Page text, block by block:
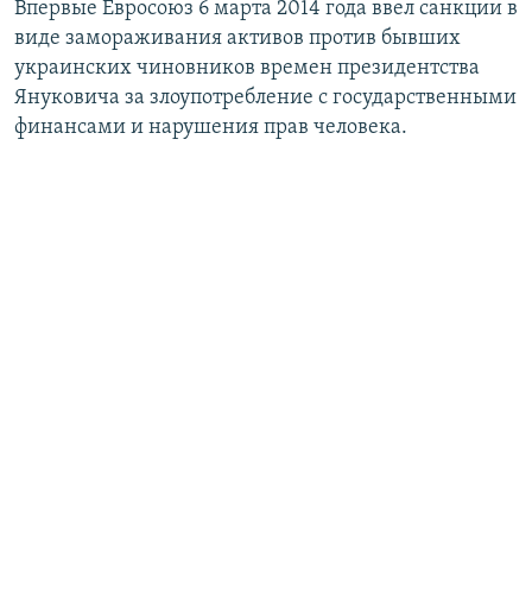
Впервые Евросоюз 6 марта 2014 года ввел санкции в
виде замораживания активов против бывших
украинских чиновников времен президентства
Януковича за злоупотребление с государственными
финансами и нарушения прав человека.